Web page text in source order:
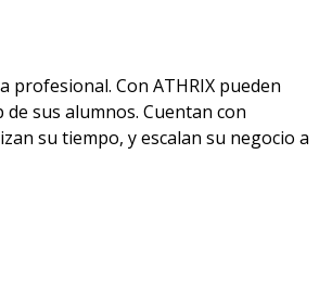
profesional. Con ATHRIX pueden
sus alumnos. Cuentan con
su tiempo, y escalan su negocio a